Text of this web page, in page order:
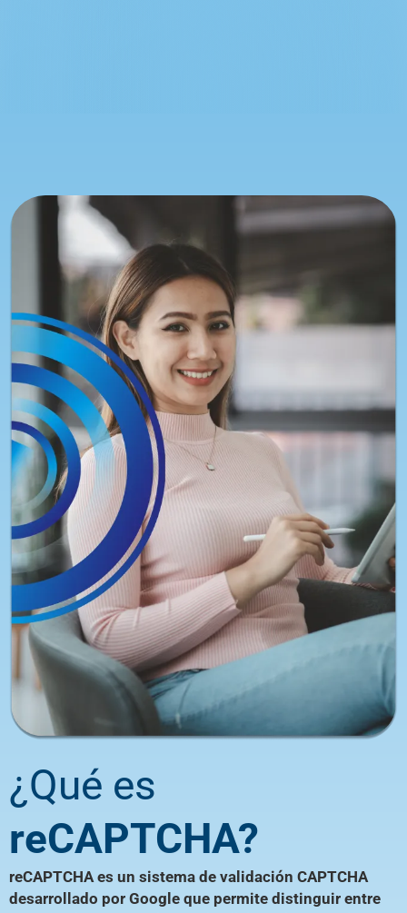
¿Qué es
reCAPTCHA?
reCAPTCHA es un sistema de validación CAPTCHA
desarrollado por Google que permite distinguir entre